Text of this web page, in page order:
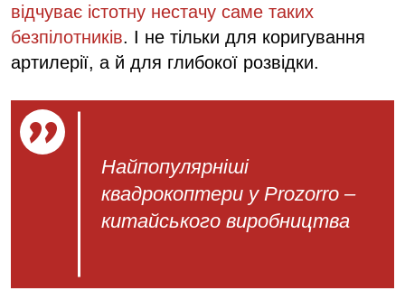
відчуває істотну нестачу саме таких
безпілотників. І не тільки для коригування
артилерії, а й для глибокої розвідки.
Найпопулярніші
квадрокоптери у Prozorro –
китайського виробництва